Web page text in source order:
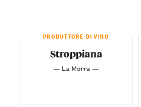
PRODUTTORE DI VINO
Stroppiana
— La Morra —